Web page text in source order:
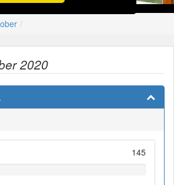
2020
145